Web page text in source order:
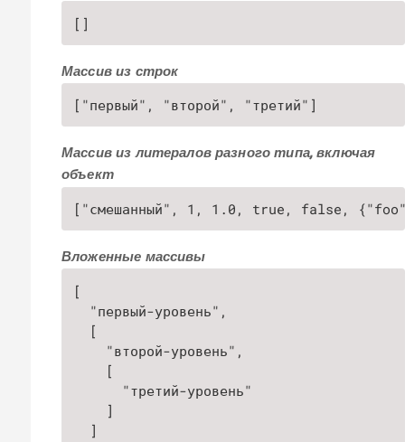
[]
Массив из строк
["первый", "второй", "третий"]
Массив из литералов разного типа, включая
объект
["смешанный", 1, 1.0, true, false,
Вложенные массивы
[
  "первый-уровень",
  [
    "второй-уровень",
    [
      "третий-уровень"
    ]
  ]